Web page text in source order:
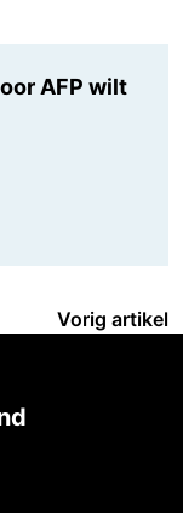
AFP wilt
Vorig artikel